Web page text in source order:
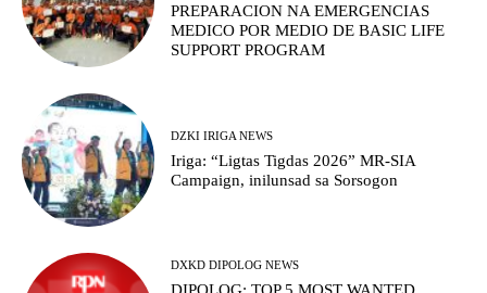
PREPARACION NA EMERGENCIAS
MEDICO POR MEDIO DE BASIC LIFE
SUPPORT PROGRAM
DZKI IRIGA NEWS
Iriga: “Ligtas Tigdas 2026” MR-SIA
Campaign, inilunsad sa Sorsogon
DXKD DIPOLOG NEWS